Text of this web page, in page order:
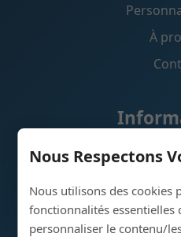
Nous Respectons
Nous utilisons des cookies
fonctionnalités essentielles
personnaliser le contenu/
À
Politique de
Plan
Panier